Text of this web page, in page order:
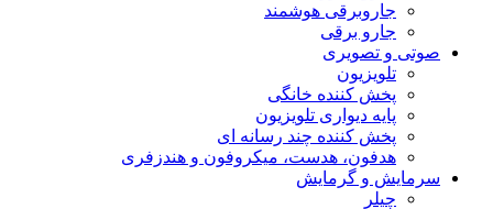
جاروبرقی هوشمند
جارو برقی
صوتی و تصویری
تلویزیون
پخش کننده خانگی
پایه دیواری تلویزیون
پخش کننده چند رسانه ای
هدفون، هدست، میکروفون و هندزفری
سرمایش و گرمایش
چیلر